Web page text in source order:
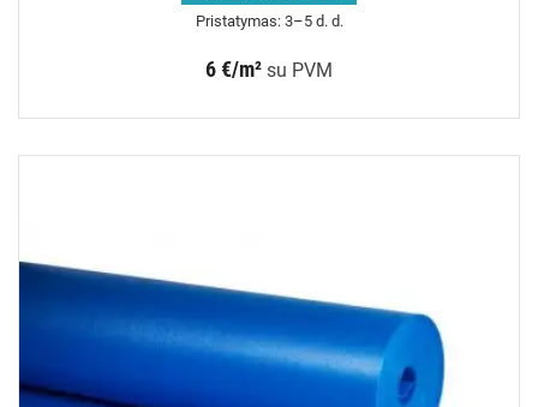
Pristatymas: 3–5 d. d.
6 €/m² su PVM